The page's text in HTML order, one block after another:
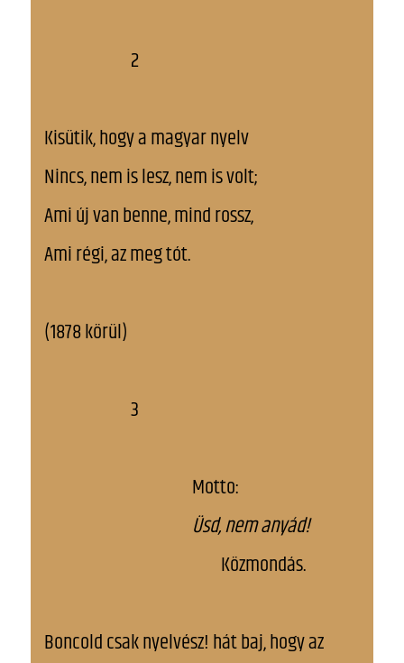
2
Kisütik, hogy a magyar nyelv
Nincs, nem is lesz, nem is volt;
Ami új van benne, mind rossz,
Ami régi, az meg tót.
(1878 körül)
3
Motto:
Üsd, nem anyád!
Közmondás.
Boncold csak nyelvész! hát baj, hogy az